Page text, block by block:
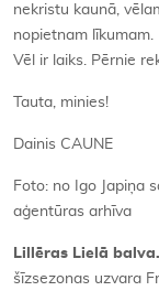
nekristu kaunā,
nopietnam līkumam.
Vēl ir laiks. Pērnie
Tauta, minies!
Dainis CAUNE
Foto: no Igo Japiņa
aģentūras arhīva
Lillēras Lielā balva.
šīzsezonas uzvara